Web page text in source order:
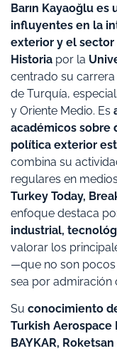
Barın Kayaoğlu
influyentes en la
exterior y el
Historia por la
centrado su carrera
de Turquía,
y Oriente Medio. Es
académicos sobre
política exterior
combina su
regulares en
Turkey Today,
enfoque destaca
industrial,
valorar los
—que no son pocos
sea por admiración
Su conocimiento
Turkish Aerospace
BAYKAR, Roketsan